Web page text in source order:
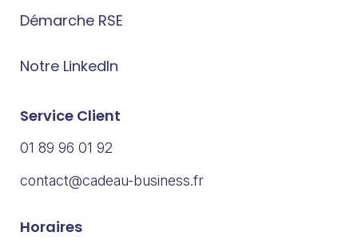
Démarche RSE
Notre LinkedIn
Service Client
01 89 96 01 92
contact@cadeau-business.fr
Horaires